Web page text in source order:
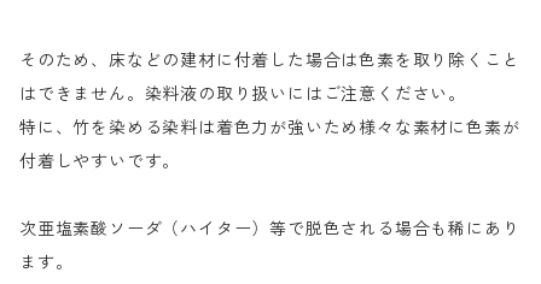
ハ行
マ行
綿・麻を染める染料
絹・羊毛を染める染料
そのため、床などの建材に付着した場合は色素を取り除くこと
はできません。染料液の取り扱いにはご注意ください。
特に、竹を染める染料は着色力が強いため様々な素材に色素が
付着しやすいです。
次亜塩素酸ソーダ（ハイター）等で脱色される場合も稀にあり
ます。